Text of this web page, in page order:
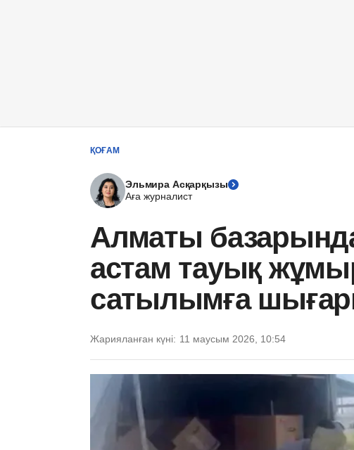
ҚОҒАМ
Эльмира Асқарқызы
Аға журналист
Алматы
астам тауық
сатылымға
Жарияланған күні: 11 маусым 2026, 10:54